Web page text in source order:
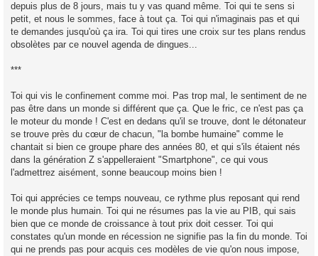
depuis plus de 8 jours, mais tu y vas quand même. Toi qui te sens si
petit, et nous le sommes, face à tout ça. Toi qui n'imaginais pas et qui
te demandes jusqu'où ça ira. Toi qui tires une croix sur tes plans rendus
obsolètes par ce nouvel agenda de dingues...
***
Toi qui vis le confinement comme moi. Pas trop mal, le sentiment de ne
pas être dans un monde si différent que ça. Que le fric, ce n'est pas ça
le moteur du monde ! C'est en dedans qu'il se trouve, dont le détonateur
se trouve près du cœur de chacun, "la bombe humaine" comme le
chantait si bien ce groupe phare des années 80, et qui s'ils étaient nés
dans la génération Z s'appelleraient "Smartphone", ce qui vous
l'admettrez aisément, sonne beaucoup moins bien !
Toi qui apprécies ce temps nouveau, ce rythme plus reposant qui rend
le monde plus humain. Toi qui ne résumes pas la vie au PIB, qui sais
bien que ce monde de croissance à tout prix doit cesser. Toi qui
constates qu'un monde en récession ne signifie pas la fin du monde. Toi
qui ne prends pas pour acquis ces modèles de vie qu'on nous impose,